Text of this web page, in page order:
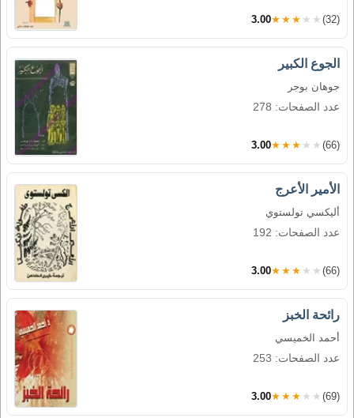
3.00★★★★★ (32)
الجوع الكبير
جوهان بوجر
عدد الصفحات: 278
3.00★★★★★ (66)
الأمير الأعرج
أليكسي تولستوي
عدد الصفحات: 192
3.00★★★★★ (66)
رائحة الخبز
أحمد الخميسي
عدد الصفحات: 253
3.00★★★★★ (69)